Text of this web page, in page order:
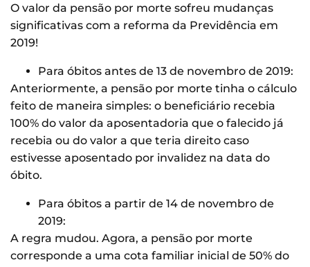
O valor da pensão por morte sofreu mudanças
significativas com a reforma da Previdência em
2019!
Para óbitos antes de 13 de novembro de 2019:
Anteriormente, a pensão por morte tinha o cálculo
feito de maneira simples: o beneficiário recebia
100% do valor da aposentadoria que o falecido já
recebia ou do valor a que teria direito caso
estivesse aposentado por invalidez na data do
óbito.
Para óbitos a partir de 14 de novembro de
2019:
A regra mudou. Agora, a pensão por morte
corresponde a uma cota familiar inicial de 50% do